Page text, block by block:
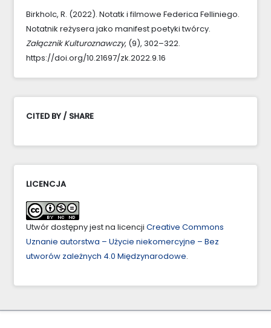
Birkholc, R. (2022). Notatk i filmowe Federica Felliniego.
Notatnik reżysera jako manifest poetyki twórcy.
Załącznik Kulturoznawczy, (9), 302–322.
https://doi.org/10.21697/zk.2022.9.16
CITED BY / SHARE
LICENCJA
Utwór dostępny jest na licencji Creative Commons
Uznanie autorstwa – Użycie niekomercyjne – Bez
utworów zależnych 4.0 Międzynarodowe.